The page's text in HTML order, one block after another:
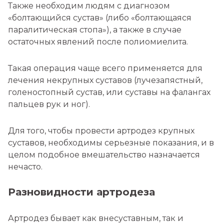
Также необходим людям с диагнозом
«болтающийся сустав» (либо «болтающаяся
паралитическая стопа»), а также в случае
остаточных явлений после полиомиелита.
Такая операция чаще всего применяется для
лечения некрупных суставов (лучезапястный,
голеностопный сустав, или суставы на фалангах
пальцев рук и ног).
Для того, чтобы провести артродез крупных
суставов, необходимы серьезные показания, и в
целом подобное вмешательство назначается
нечасто.
Разновидности артродеза
Артродез бывает как внесуставным, так и